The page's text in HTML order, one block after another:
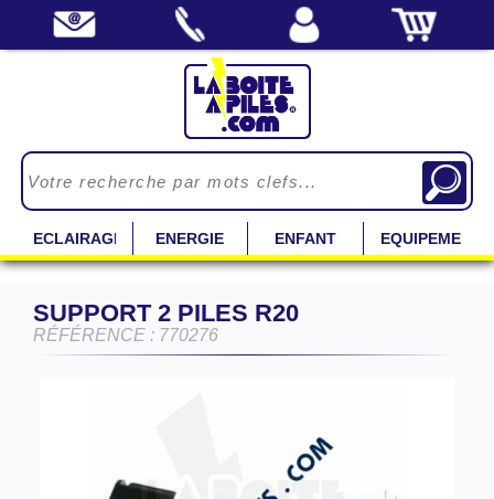
ECLAIRAGE ENERGIE ENFANT EQUIPEMENT
SUPPORT 2 PILES R20
RÉFÉRENCE : 770276